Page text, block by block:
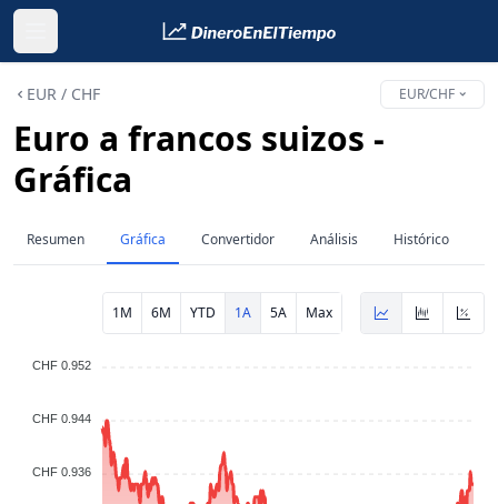
EUR / CHF EUR/CHF
Euro a francos suizos -
Gráfica
Resumen Gráfica Convertidor Análisis Histórico
1M 6M 1A 5A Max
YTD
CHF 0.952
CHF 0.944
CHF 0.936